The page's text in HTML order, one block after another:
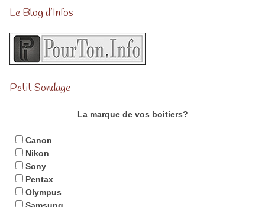
Le Blog d’Infos
Petit Sondage
La marque de vos boitiers?
Canon
Nikon
Sony
Pentax
Olympus
Samsung